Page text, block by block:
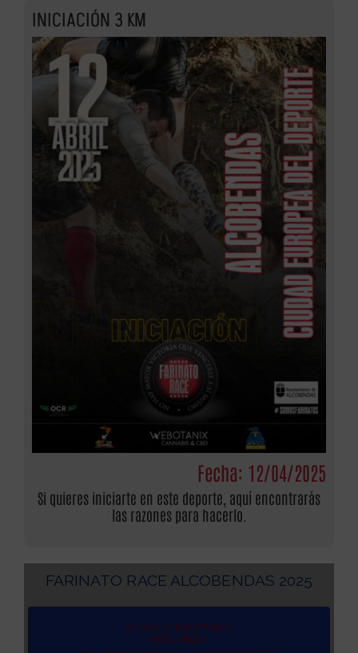
INICIACIÓN 3 KM
Fecha: 12/04/2025
Si quieres iniciarte en este deporte, aquí encontrarás
las razones para hacerlo.